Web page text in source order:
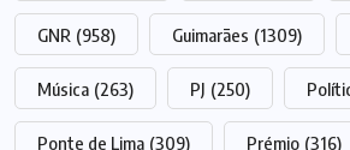
GNR (958) Guimarães (1309)
Música (263) PJ (250)
Ponte de Lima (309) Prémio (316)